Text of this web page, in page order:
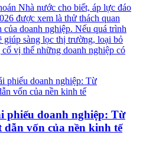
Nhà nước cho biết, áp lực đáo
được xem là thử thách quan
doanh nghiệp. Nếu quá trình
giúp sàng lọc thị trường, loại bỏ
vị thế những doanh nghiệp có
phiếu doanh nghiệp: Từ
vốn của nền kinh tế